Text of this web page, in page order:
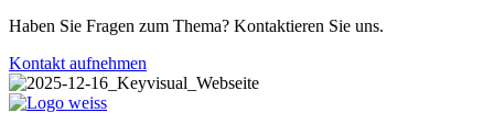
Haben Sie Fragen zum Thema? Kontaktieren Sie uns.
Kontakt aufnehmen